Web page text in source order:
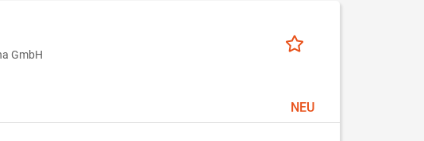
GmbH
NEU